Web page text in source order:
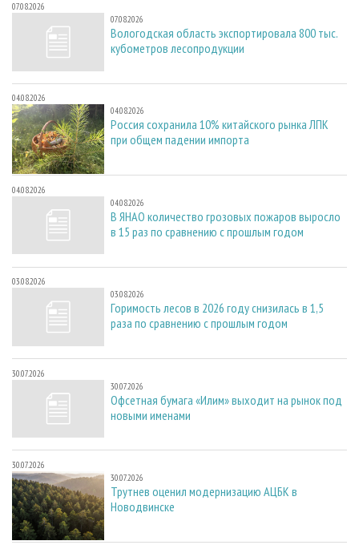
07.08.2026
07.08.2026
Вологодская область экспортировала 800 тыс.
кубометров лесопродукции
04.08.2026
04.08.2026
Россия сохранила 10% китайского рынка ЛПК
при общем падении импорта
04.08.2026
04.08.2026
В ЯНАО количество грозовых пожаров выросло
в 15 раз по сравнению с прошлым годом
03.08.2026
03.08.2026
Горимость лесов в 2026 году снизилась в 1,5
раза по сравнению с прошлым годом
30.07.2026
30.07.2026
Офсетная бумага «Илим» выходит на рынок под
новыми именами
30.07.2026
30.07.2026
Трутнев оценил модернизацию АЦБК в
Новодвинске